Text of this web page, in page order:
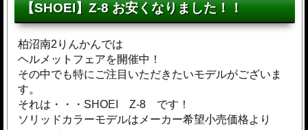
【SHOEI】Z-8 お安くなりました！！
柏沼南2りんかんでは
ヘルメットフェアを開催中！
その中でも特にご注目いただきたいモデルがございま
す。
それは・・・SHOEI Z-8 です！
ソリッドカラーモデルはメーカー希望小売価格より